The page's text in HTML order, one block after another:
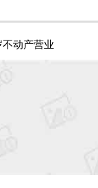
动产营业